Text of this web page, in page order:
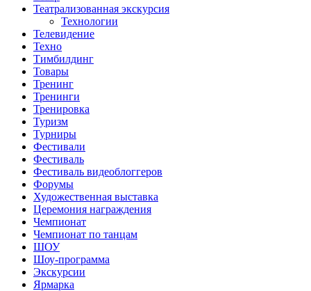
Театрализованная экскурсия
Технологии
Телевидение
Техно
Тимбилдинг
Товары
Тренинг
Тренинги
Тренировка
Туризм
Турниры
Фестивали
Фестиваль
Фестиваль видеоблоггеров
Форумы
Художественная выставка
Церемония награждения
Чемпионат
Чемпионат по танцам
ШОУ
Шоу-программа
Экскурсии
Ярмарка